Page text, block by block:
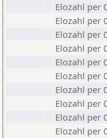
Elozahl per
Elozahl per
Elozahl per
Elozahl per
Elozahl per
Elozahl per
Elozahl per
Elozahl per
Elozahl per
Elozahl per